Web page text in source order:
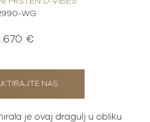
WG
€
NAS
je ovaj dragulj u obliku